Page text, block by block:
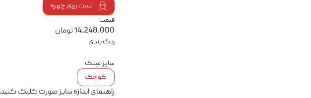
تست روی چهره
قیمت
14,248,000تومان
رنگ بندی
سایز عینک
کوچک
راهنمای اندازه سایز صورت کلیک کنید